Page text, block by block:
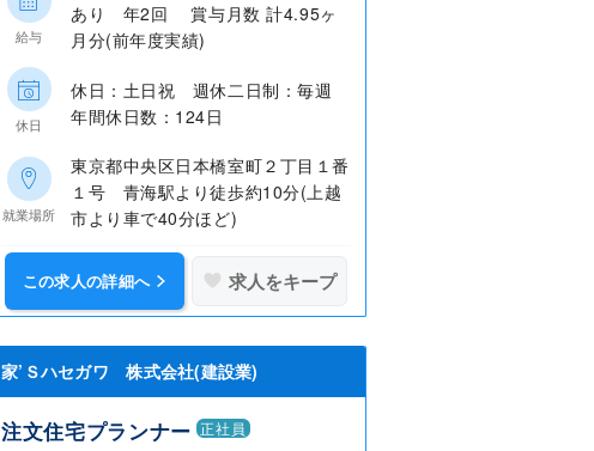
給与
あり 年2回 賞与月数 計4.95ヶ
月分(前年度実績)
休日
休日：土日祝 週休二日制：毎週
年間休日数：124日
就業場所
東京都中央区日本橋室町２丁目１番
１号 青海駅より徒歩約10分(上越
市より車で40分ほど)
この求人の詳細へ 求人をキープ
家’Ｓハセガワ 株式会社(建設業)
注文住宅プランナー 正社員